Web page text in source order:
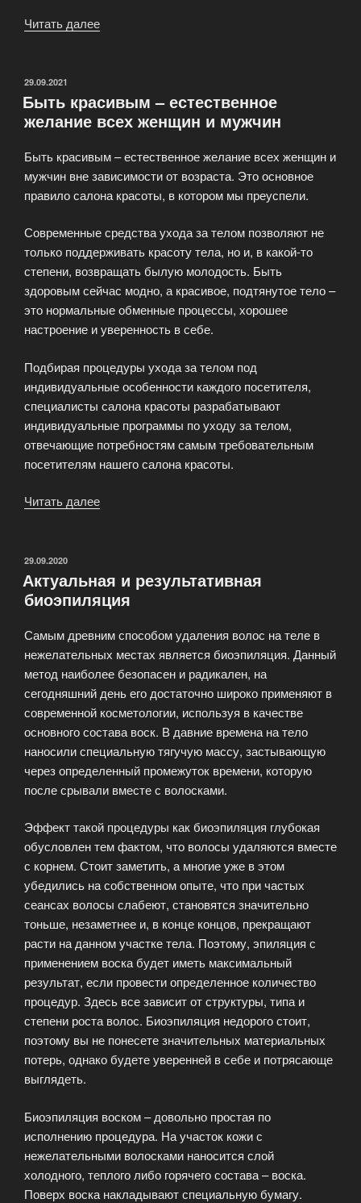
Читать далее
ОПУБЛИКОВАНО
29.09.2021
Быть красивым – естественное
желание всех женщин и мужчин
Быть красивым – естественное желание всех женщин и
мужчин вне зависимости от возраста. Это основное
правило салона красоты, в котором мы преуспели.
Современные средства ухода за телом позволяют не
только поддерживать красоту тела, но и, в какой-то
степени, возвращать былую молодость. Быть
здоровым сейчас модно, а красивое, подтянутое тело –
это нормальные обменные процессы, хорошее
настроение и уверенность в себе.
Подбирая процедуры ухода за телом под
индивидуальные особенности каждого посетителя,
специалисты салона красоты разрабатывают
индивидуальные программы по уходу за телом,
отвечающие потребностям самым требовательным
посетителям нашего салона красоты.
Читать далее
желание
всех
и
мужчин»
ОПУБЛИКОВАНО
29.09.2020
Актуальная и результативная
биоэпиляция
Самым древним способом удаления волос на теле в
нежелательных местах является биоэпиляция. Данный
метод наиболее безопасен и радикален, на
сегодняшний день его достаточно широко применяют в
современной косметологии, используя в качестве
основного состава воск. В давние времена на тело
наносили специальную тягучую массу, застывающую
через определенный промежуток времени, которую
после срывали вместе с волосками.
Эффект такой процедуры как биоэпиляция глубокая
обусловлен тем фактом, что волосы удаляются вместе
с корнем. Стоит заметить, а многие уже в этом
убедились на собственном опыте, что при частых
сеансах волосы слабеют, становятся значительно
тоньше, незаметнее и, в конце концов, прекращают
расти на данном участке тела. Поэтому, эпиляция с
применением воска будет иметь максимальный
результат, если провести определенное количество
процедур. Здесь все зависит от структуры, типа и
степени роста волос. Биоэпиляция недорого стоит,
поэтому вы не понесете значительных материальных
потерь, однако будете уверенней в себе и потрясающе
выглядеть.
Биоэпиляция воском – довольно простая по
исполнению процедура. На участок кожи с
нежелательными волосками наносится слой
холодного, теплого либо горячего состава – воска.
Поверх воска накладывают специальную бумагу.